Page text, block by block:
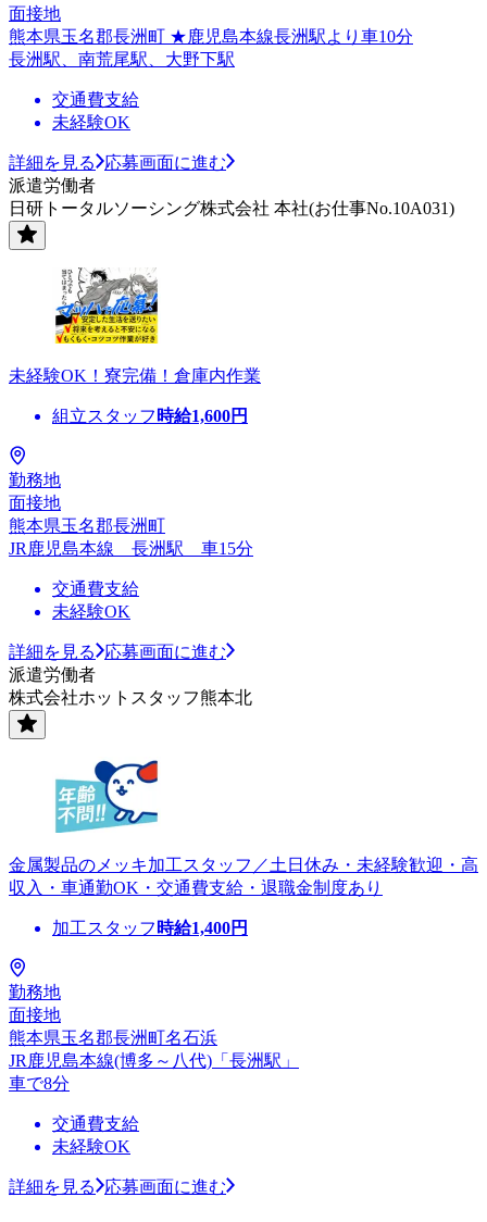
面接地
熊本県玉名郡長洲町 ★鹿児島本線長洲駅より車10分
長洲駅、南荒尾駅、大野下駅
交通費支給
未経験OK
詳細を見る
応募画面に進む
派遣労働者
日研トータルソーシング株式会社 本社(お仕事No.10A031)
未経験OK！寮完備！倉庫内作業
組立スタッフ 時給1,600円
勤務地
面接地
熊本県玉名郡長洲町
JR鹿児島本線 長洲駅 車15分
交通費支給
未経験OK
詳細を見る
応募画面に進む
派遣労働者
株式会社ホットスタッフ熊本北
金属製品のメッキ加工スタッフ／土日休み・未経験歓迎・高
収入・車通勤OK・交通費支給・退職金制度あり
加工スタッフ 時給1,400円
勤務地
面接地
熊本県玉名郡長洲町名石浜
JR鹿児島本線(博多～八代)「長洲駅」
車で8分
交通費支給
未経験OK
詳細を見る 応募画面に進む